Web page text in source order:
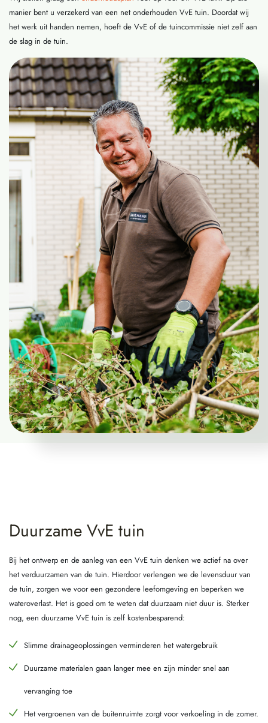
manier bent u verzekerd van een net onderhouden VvE tuin. Doordat wij
het werk uit handen nemen, hoeft de VvE of de tuincommissie niet zelf aan
de slag in de tuin.
Duurzame VvE tuin
Bij het ontwerp en de aanleg van een VvE tuin denken we actief na over
het verduurzamen van de tuin. Hierdoor verlengen we de levensduur van
de tuin, zorgen we voor een gezondere leefomgeving en beperken we
wateroverlast. Het is goed om te weten dat duurzaam niet duur is. Sterker
nog, een duurzame VvE tuin is zelf kostenbesparend:
Slimme drainageoplossingen verminderen het watergebruik
Duurzame materialen gaan langer mee en zijn minder snel aan
vervanging toe
Het vergroenen van de buitenruimte zorgt voor verkoeling in de zomer.